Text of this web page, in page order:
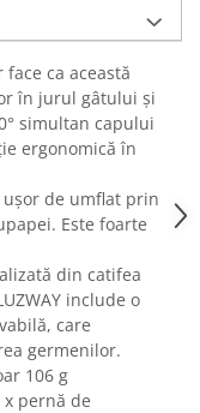
face ca această
în jurul gâtului și
simultan capului
ergonomică în
ușor de umflat prin
Este foarte
din catifea
include o
care
germenilor.
106 g
pernă de